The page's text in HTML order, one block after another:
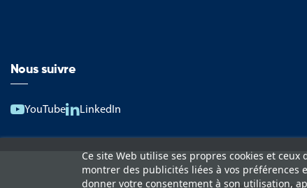
Ce site Web utilise ses propres cookies et
montrer des publicités liées à vos préférences
donner votre consentement à son utilisation,
Nous suivre
YouTube LinkedIn